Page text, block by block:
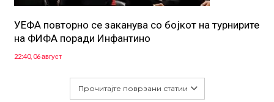
УЕФА повторно се заканува со бојкот на турнирите
на ФИФА поради Инфантино
22:40, 06 август
Прочитајте поврзани статии